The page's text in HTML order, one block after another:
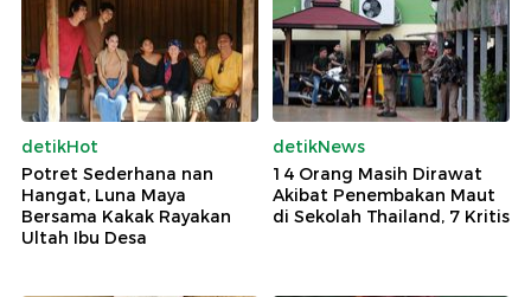
detikHot
Potret Sederhana nan
Hangat, Luna Maya
Bersama Kakak Rayakan
Ultah Ibu Desa
detikNews
14 Orang Masih Dirawat
Akibat Penembakan Maut
di Sekolah Thailand, 7 Kritis